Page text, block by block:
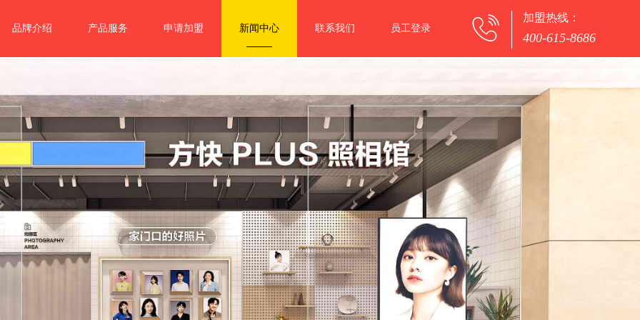
品牌介绍 产品服务 申请加盟 新闻中心 联系我们 员工登录
加盟热线：
400-615-8686